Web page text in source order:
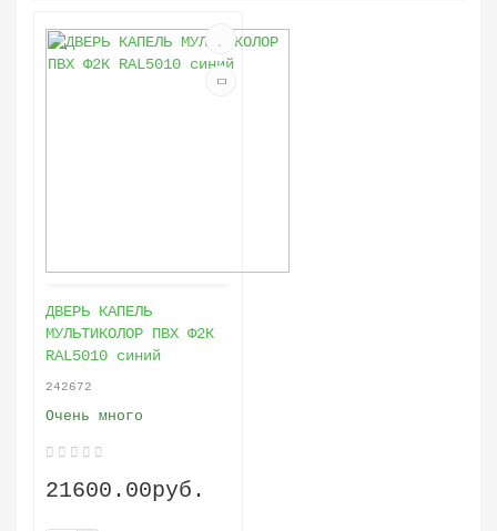
ДВЕРЬ КАПЕЛЬ
МУЛЬТИКОЛОР ПВХ Ф2К
RAL5010 синий
242672
Очень много
21600.00руб.